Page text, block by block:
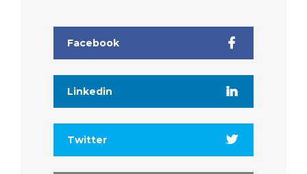
Facebook
Linkedin
Twitter